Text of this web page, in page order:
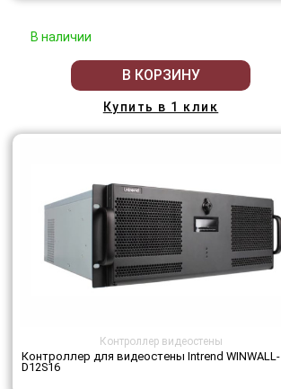
В наличии
В КОРЗИНУ
Купить в 1 клик
Контроллер видеостены
Контроллер для видеостены Intrend WINWALL-
D12S16